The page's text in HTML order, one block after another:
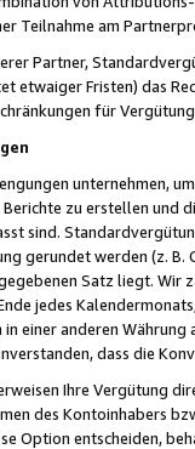
Teilnahme am
Partner,
etwaiger Fristen) das
für
unternehmen,
zu erstellen und
sind.
gerundet werden (z.
Satz liegt.
jedes
einer anderen
dass die
Ihre Vergütung
des Kontoinhabers
Option entscheiden,